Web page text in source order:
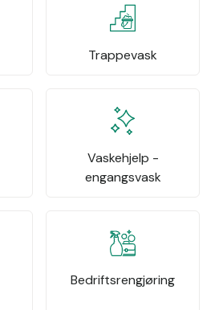
Trappevask
Vaskehjelp -
engangsvask
Bedriftsrengjøring